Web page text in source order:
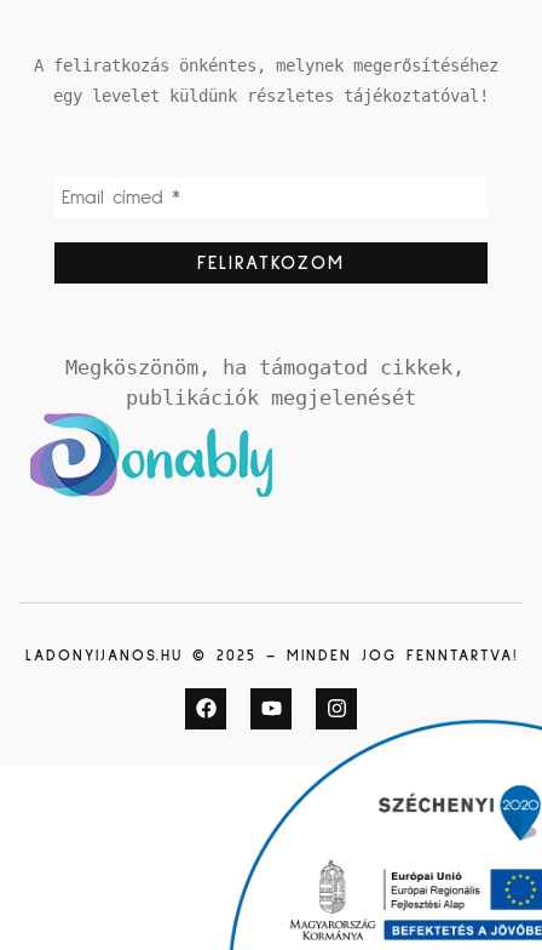
A feliratkozás önkéntes, melynek megerősítéséhez
egy levelet küldünk részletes tájékoztatóval!
Megköszönöm, ha támogatod cikkek,
publikációk megjelenését
LADONYIJANOS.HU © 2025 – MINDEN JOG FENNTARTVA!